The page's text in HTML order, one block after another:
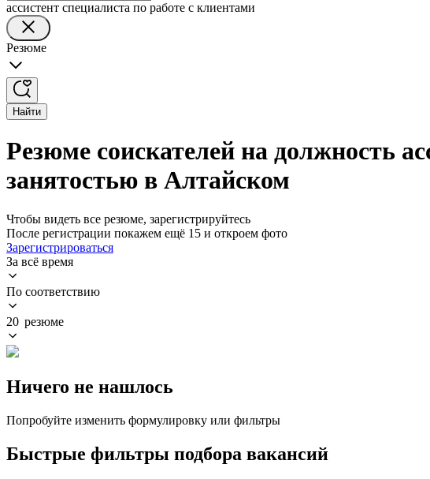
ассистент специалиста по работе с клиентами
Резюме
Найти
Резюме соискателей на должность
занятостью в Алтайском
Чтобы видеть все резюме, зарегистрируйтесь
После регистрации покажем ещё 15 и откроем фото
Зарегистрироваться
За всё время
По соответствию
20 резюме
Ничего не нашлось
Попробуйте изменить формулировку или фильтры
Быстрые фильтры подбора вакансий